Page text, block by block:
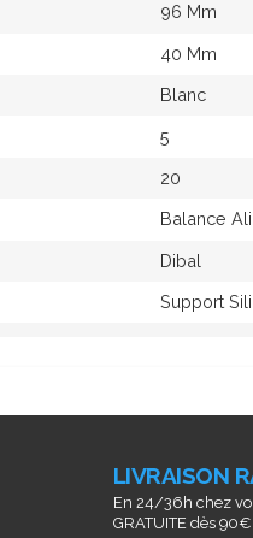
96 Mm
40 Mm
Blanc
5
20
Balance
Dibal
Support
LIVRAISON
En 24/36h chez
GRATUITE dès